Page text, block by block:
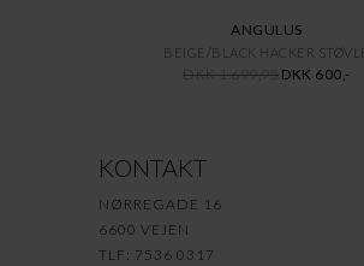
ANGULUS
BEIGE/BLACK HACKER STØVLE
DKK 1.699,95 DKK 600,-
KONTAKT
NØRREGADE 16
6600 VEJEN
TLF: 7536 0317